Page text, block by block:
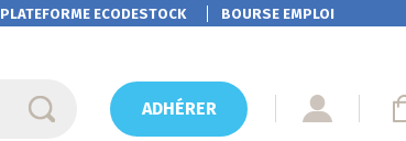
PLATEFORMEECODESTOCK BOURSE EMPLOI
ADHÉRER